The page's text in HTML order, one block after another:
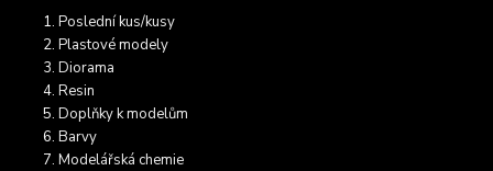
Poslední kus/kusy
Plastové modely
Diorama
Resin
Doplňky k modelům
Barvy
Modelářská chemie